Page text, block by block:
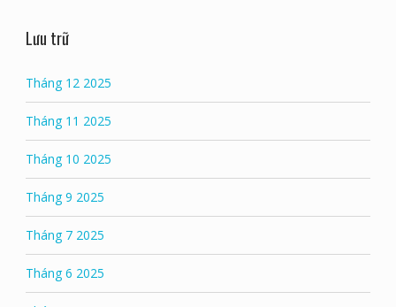
Lưu trữ
Tháng 12 2025
Tháng 11 2025
Tháng 10 2025
Tháng 9 2025
Tháng 7 2025
Tháng 6 2025